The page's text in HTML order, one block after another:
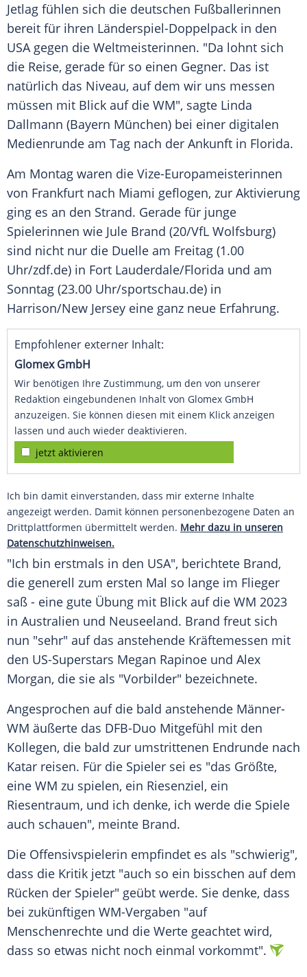
Jetlag fühlen sich die deutschen Fußballerinnen
bereit für ihren Länderspiel-Doppelpack in den
USA gegen die Weltmeisterinnen. "Da lohnt sich
die Reise, gerade für so einen Gegner. Das ist
natürlich das Niveau, auf dem wir uns messen
müssen mit Blick auf die WM", sagte Linda
Dallmann (Bayern München) bei einer digitalen
Medienrunde am Tag nach der Ankunft in Florida.
Am Montag waren die Vize-Europameisterinnen
von Frankfurt nach Miami geflogen, zur Aktivierung
ging es an den Strand. Gerade für junge
Spielerinnen wie Jule Brand (20/VfL Wolfsburg)
sind nicht nur die Duelle am Freitag (1.00
Uhr/zdf.de) in Fort Lauderdale/Florida und am
Sonntag (23.00 Uhr/sportschau.de) in
Harrison/New Jersey eine ganz neue Erfahrung.
Empfohlener externer Inhalt:
Glomex GmbH
Wir benötigen Ihre Zustimmung, um den von unserer
Redaktion eingebundenen Inhalt von Glomex GmbH
anzuzeigen. Sie können diesen mit einem Klick anzeigen
lassen und auch wieder deaktivieren.
jetzt aktivieren
Ich bin damit einverstanden, dass mir externe Inhalte
angezeigt werden. Damit können personenbezogene Daten an
Drittplattformen übermittelt werden. Mehr dazu in unseren
Datenschutzhinweisen.
"Ich bin erstmals in den USA", berichtete Brand,
die generell zum ersten Mal so lange im Flieger
saß - eine gute Übung mit Blick auf die WM 2023
in Australien und Neuseeland. Brand freut sich
nun "sehr" auf das anstehende Kräftemessen mit
den US-Superstars Megan Rapinoe und Alex
Morgan, die sie als "Vorbilder" bezeichnete.
Angesprochen auf die bald anstehende Männer-
WM äußerte das DFB-Duo Mitgefühl mit den
Kollegen, die bald zur umstrittenen Endrunde nach
Katar reisen. Für die Spieler sei es "das Größte,
eine WM zu spielen, ein Riesenziel, ein
Riesentraum, und ich denke, ich werde die Spiele
auch schauen", meinte Brand.
Die Offensivspielerin empfindet es als "schwierig",
dass die Kritik jetzt "auch so ein bisschen auf dem
Rücken der Spieler" geübt werde. Sie denke, dass
bei zukünftigen WM-Vergaben "auf
Menschenrechte und die Werte geachtet wird,
dass so etwas nicht noch einmal vorkommt".